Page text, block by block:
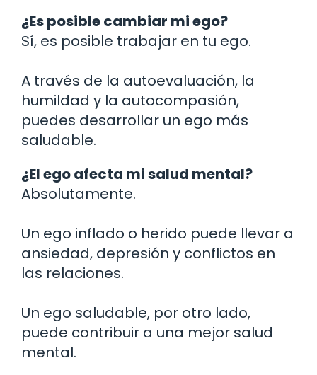
¿Es posible cambiar mi ego?
Sí, es posible trabajar en tu ego.
A través de la autoevaluación, la
humildad y la autocompasión,
puedes desarrollar un ego más
saludable.
¿El ego afecta mi salud mental?
Absolutamente.
Un ego inflado o herido puede llevar a
ansiedad, depresión y conflictos en
las relaciones.
Un ego saludable, por otro lado,
puede contribuir a una mejor salud
mental.